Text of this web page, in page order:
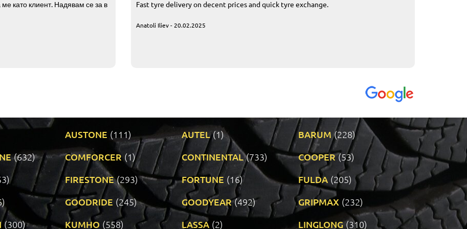
като клиент. Надявам се за в
Fast tyre delivery on decent prices and quick tyre exchange.
Anatoli Iliev - 20.02.2025
AUSTONE (111) AUTEL (1) BARUM (228)
(632) COMFORCER (1) CONTINENTAL (733) COOPER (53)
FIRESTONE (293) FORTUNE (16) FULDA (205)
GOODRIDE (245) GOODYEAR (492) GRIPMAX (232)
(300) KUMHO (558) LASSA (2) LINGLONG (310)